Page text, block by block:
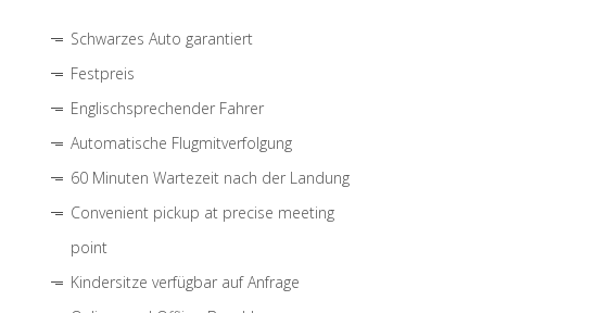
Schwarzes Auto garantiert
Festpreis
Englischsprechender Fahrer
Automatische Flugmitverfolgung
60 Minuten Wartezeit nach der Landung
Convenient pickup at precise meeting
point
Kindersitze verfügbar auf Anfrage